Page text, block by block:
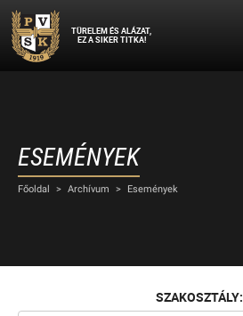
TÜRELEM ÉS ALÁZAT,
EZ A SIKER TITKA!
ESEMÉNYEK
Főoldal > Archívum > Események
SZAKOSZTÁLY: